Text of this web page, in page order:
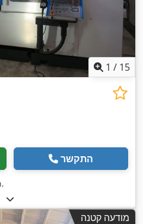
1 / 15
התקשר
,
מודעה קטנה